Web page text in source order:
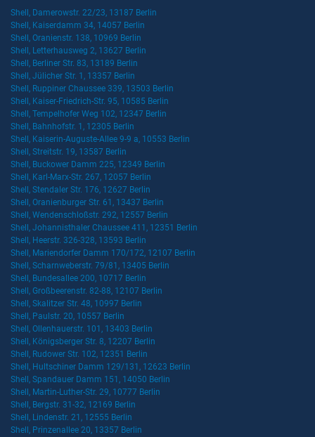
Shell, Damerowstr. 22/23, 13187 Berlin
Shell, Kaiserdamm 34, 14057 Berlin
Shell, Oranienstr. 138, 10969 Berlin
Shell, Letterhausweg 2, 13627 Berlin
Shell, Berliner Str. 83, 13189 Berlin
Shell, Jülicher Str. 1, 13357 Berlin
Shell, Ruppiner Chaussee 339, 13503 Berlin
Shell, Kaiser-Friedrich-Str. 95, 10585 Berlin
Shell, Tempelhofer Weg 102, 12347 Berlin
Shell, Bahnhofstr. 1, 12305 Berlin
Shell, Kaiserin-Auguste-Allee 9-9 a, 10553 Berlin
Shell, Streitstr. 19, 13587 Berlin
Shell, Buckower Damm 225, 12349 Berlin
Shell, Karl-Marx-Str. 267, 12057 Berlin
Shell, Stendaler Str. 176, 12627 Berlin
Shell, Oranienburger Str. 61, 13437 Berlin
Shell, Wendenschloßstr. 292, 12557 Berlin
Shell, Johannisthaler Chaussee 411, 12351 Berlin
Shell, Heerstr. 326-328, 13593 Berlin
Shell, Mariendorfer Damm 170/172, 12107 Berlin
Shell, Scharnweberstr. 79/81, 13405 Berlin
Shell, Bundesallee 200, 10717 Berlin
Shell, Großbeerenstr. 82-88, 12107 Berlin
Shell, Skalitzer Str. 48, 10997 Berlin
Shell, Paulstr. 20, 10557 Berlin
Shell, Ollenhauerstr. 101, 13403 Berlin
Shell, Königsberger Str. 8, 12207 Berlin
Shell, Rudower Str. 102, 12351 Berlin
Shell, Hultschiner Damm 129/131, 12623 Berlin
Shell, Spandauer Damm 151, 14050 Berlin
Shell, Martin-Luther-Str. 29, 10777 Berlin
Shell, Bergstr. 31-32, 12169 Berlin
Shell, Lindenstr. 21, 12555 Berlin
Shell, Prinzenallee 20, 13357 Berlin